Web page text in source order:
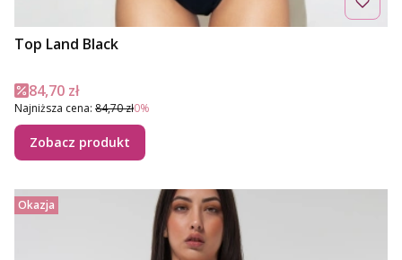
Top Land Black
Cena promocyjna
84,70 zł
Najniższa cena: 84,70 zł0%
Zobacz produkt
Okazja